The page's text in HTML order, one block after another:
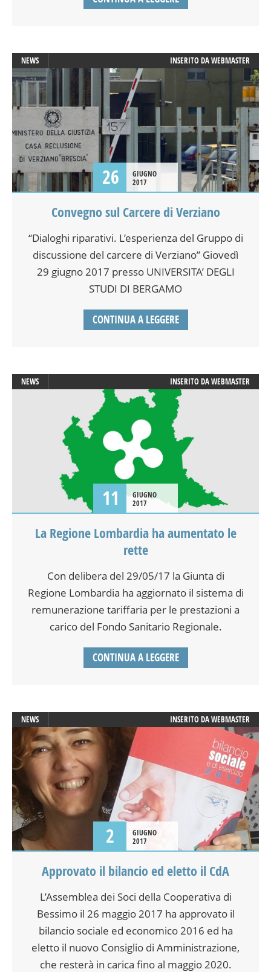
NEWS INSERITO DAWEBMASTER
26
GIUGNO
2017
Convegno sul Carcere di Verziano
“Dialoghi riparativi. L’esperienza del Gruppo di
discussione del carcere di Verziano” Giovedì
29 giugno 2017 presso UNIVERSITA’ DEGLI
STUDI DI BERGAMO
CONTINUA A LEGGERE
NEWS INSERITO DAWEBMASTER
11
GIUGNO
2017
La Regione Lombardia ha aumentato le
rette
Con delibera del 29/05/17 la Giunta di
Regione Lombardia ha aggiornato il sistema di
remunerazione tariffaria per le prestazioni a
carico del Fondo Sanitario Regionale.
CONTINUA A LEGGERE
NEWS INSERITO DAWEBMASTER
2
GIUGNO
2017
Approvato il bilancio ed eletto il CdA
L’Assemblea dei Soci della Cooperativa di
Bessimo il 26 maggio 2017 ha approvato il
bilancio sociale ed economico 2016 ed ha
eletto il nuovo Consiglio di Amministrazione,
che resterà in carica fino al maggio 2020.